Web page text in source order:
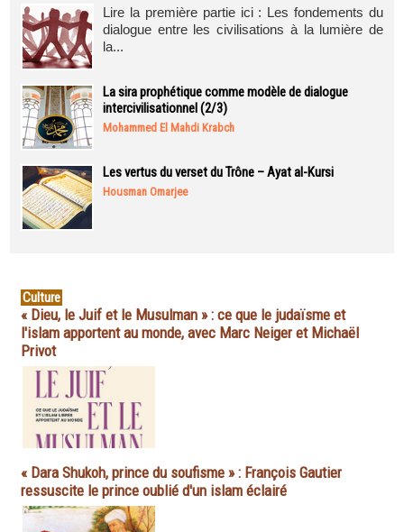
Lire la première partie ici : Les fondements du
dialogue entre les civilisations à la lumière de
la...
La sira prophétique comme modèle de dialogue
intercivilisationnel (2/3)
Mohammed El Mahdi Krabch
Les vertus du verset du Trône – Ayat al-Kursi
Housman Omarjee
Culture
« Dieu, le Juif et le Musulman » : ce que le judaïsme et
l'islam apportent au monde, avec Marc Neiger et Michaël
Privot
« Dara Shukoh, prince du soufisme » : François Gautier
ressuscite le prince oublié d'un islam éclairé